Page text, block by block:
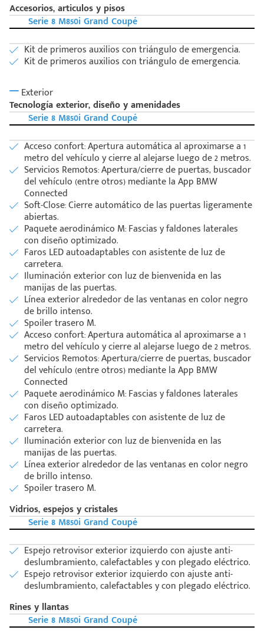
Accesorios, articulos y pisos
Serie 8 M850i Grand Coupé
Kit de primeros auxilios con triángulo de emergencia.
Kit de primeros auxilios con triángulo de emergencia.
Exterior
Tecnología exterior, diseño y amenidades
Serie 8 M850i Grand Coupé
Acceso confort: Apertura automática al aproximarse a 1
metro del vehículo y cierre al alejarse luego de 2 metros.
Servicios Remotos: Apertura/cierre de puertas, buscador
del vehículo (entre otros) mediante la App BMW
Connected
Soft-Close: Cierre automático de las puertas ligeramente
abiertas.
Paquete aerodinámico M: Fascias y faldones laterales
con diseño optimizado.
Faros LED autoadaptables con asistente de luz de
carretera.
Iluminación exterior con luz de bienvenida en las
manijas de las puertas.
Línea exterior alrededor de las ventanas en color negro
de brillo intenso.
Spoiler trasero M.
Acceso confort: Apertura automática al aproximarse a 1
metro del vehículo y cierre al alejarse luego de 2 metros.
Servicios Remotos: Apertura/cierre de puertas, buscador
del vehículo (entre otros) mediante la App BMW
Connected
Paquete aerodinámico M: Fascias y faldones laterales
con diseño optimizado.
Faros LED autoadaptables con asistente de luz de
carretera.
Iluminación exterior con luz de bienvenida en las
manijas de las puertas.
Línea exterior alrededor de las ventanas en color negro
de brillo intenso.
Spoiler trasero M.
Vidrios, espejos y cristales
Serie 8 M850i Grand Coupé
Espejo retrovisor exterior izquierdo con ajuste anti-
deslumbramiento, calefactables y con plegado eléctrico.
Espejo retrovisor exterior izquierdo con ajuste anti-
deslumbramiento, calefactables y con plegado eléctrico.
Rines y llantas
Serie 8 M850i Grand Coupé